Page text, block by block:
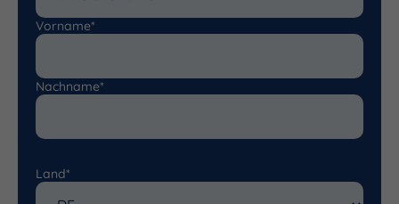
Vorname*
Nachname*
Land*